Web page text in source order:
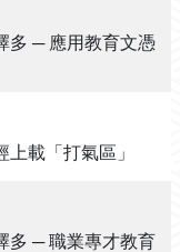
多 ─ 應用教育文憑
上載「打氣區」
多 ─ 職業專才教育